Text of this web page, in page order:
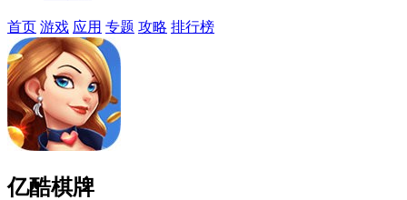
首页 游戏 应用 专题 攻略 排行榜
亿酷棋牌